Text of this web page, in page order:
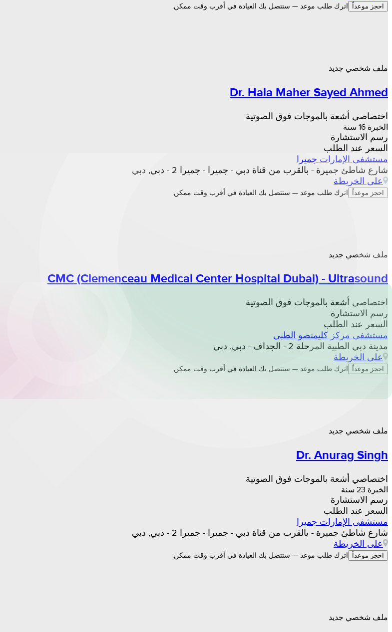
احجز موعداً اترك طلب موعد — ستتصل بك العيادة في أقرب وقت ممكن.
ملف شخصي جديد
Dr. Hala Maher Sayed Ahmed
اختصاصي أشعة بالموجات فوق الصوتية
الخبرة 16 سنة
رسم الاستشارة
السعر عند الطلب
مستشفى الإمارات جميرا
شارع شاطئ جميرة - بالقرب من قناة دبي - جميرا - جميرا 2 - دبي, دبي
على الخريطة
احجز موعداً اترك طلب موعد — ستتصل بك العيادة في أقرب وقت ممكن.
ملف شخصي جديد
CMC (Clemenceau Medical Center Hospital Dubai) - Ultrasound
اختصاصي أشعة بالموجات فوق الصوتية
رسم الاستشارة
السعر عند الطلب
مستشفى مركز كليمنصو الطبي
مدينة دبي الطبية المرحلة 2 - الجداف - دبي, دبي
على الخريطة
احجز موعداً اترك طلب موعد — ستتصل بك العيادة في أقرب وقت ممكن.
ملف شخصي جديد
Dr. Anurag Singh
اختصاصي أشعة بالموجات فوق الصوتية
الخبرة 23 سنة
رسم الاستشارة
السعر عند الطلب
مستشفى الإمارات جميرا
شارع شاطئ جميرة - بالقرب من قناة دبي - جميرا - جميرا 2 - دبي, دبي
على الخريطة
احجز موعداً اترك طلب موعد — ستتصل بك العيادة في أقرب وقت ممكن.
ملف شخصي جديد